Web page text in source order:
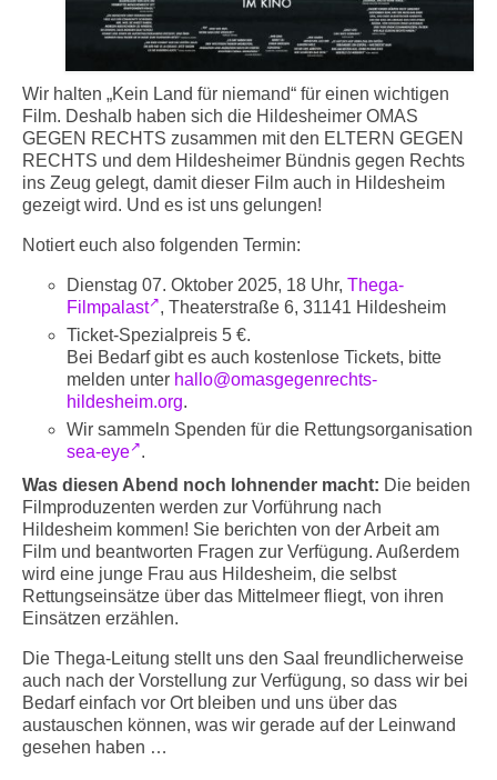
Wir halten „Kein Land für niemand“ für einen wichtigen
Film. Deshalb haben sich die Hildesheimer OMAS
GEGEN RECHTS zusammen mit den ELTERN GEGEN
RECHTS und dem Hildesheimer Bündnis gegen Rechts
ins Zeug gelegt, damit dieser Film auch in Hildesheim
gezeigt wird. Und es ist uns gelungen!
Notiert euch also folgenden Termin:
Dienstag 07. Oktober 2025, 18 Uhr, Thega-
Filmpalast
, Theaterstraße 6, 31141 Hildesheim
Ticket-Spezialpreis 5 €.
Bei Bedarf gibt es auch kostenlose Tickets, bitte
melden unter hallo@omasgegenrechts-
hildesheim.org.
Wir sammeln Spenden für die Rettungsorganisation
sea-eye
.
Was diesen Abend noch lohnender macht: Die beiden
Filmproduzenten werden zur Vorführung nach
Hildesheim kommen! Sie berichten von der Arbeit am
Film und beantworten Fragen zur Verfügung. Außerdem
wird eine junge Frau aus Hildesheim, die selbst
Rettungseinsätze über das Mittelmeer fliegt, von ihren
Einsätzen erzählen.
Die Thega-Leitung stellt uns den Saal freundlicherweise
auch nach der Vorstellung zur Verfügung, so dass wir bei
Bedarf einfach vor Ort bleiben und uns über das
austauschen können, was wir gerade auf der Leinwand
gesehen haben …